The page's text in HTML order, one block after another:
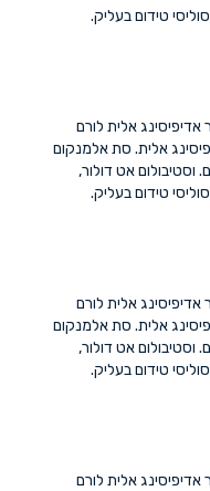
טידום בעליק.
אלית לורם
אלית. סת אלמנקום
וסטיבולום אט דולור,
טידום בעליק.
אלית לורם
אלית. סת אלמנקום
וסטיבולום אט דולור,
טידום בעליק.
אלית לורם